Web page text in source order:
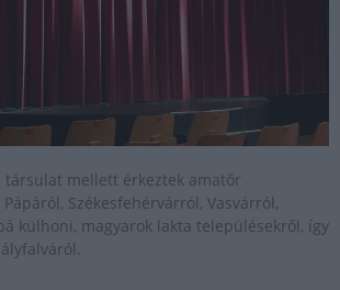
társulat mellett érkeztek amatőr
Székesfehérvárról, Vasvárról,
külhoni, magyarok lakta településekről, így